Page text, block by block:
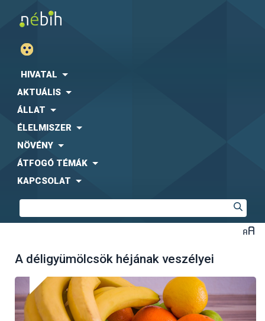
HIVATAL
AKTUÁLIS
ÁLLAT
ÉLELMISZER
NÖVÉNY
ÁTFOGÓ TÉMÁK
KAPCSOLAT
A déligyümölcsök héjának veszélyei